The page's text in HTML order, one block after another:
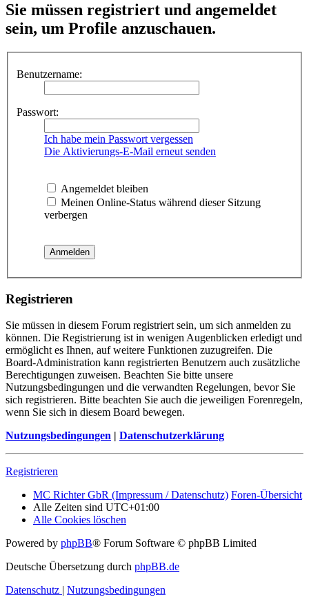
Sie müssen registriert und angemeldet
sein, um Profile anzuschauen.
Benutzername:
Passwort:
Ich habe mein Passwort vergessen
Die Aktivierungs-E-Mail erneut senden
Angemeldet bleiben
Meinen Online-Status während dieser Sitzung
verbergen
Registrieren
Sie müssen in diesem Forum registriert sein, um sich anmelden zu
können. Die Registrierung ist in wenigen Augenblicken erledigt und
ermöglicht es Ihnen, auf weitere Funktionen zuzugreifen. Die
Board-Administration kann registrierten Benutzern auch zusätzliche
Berechtigungen zuweisen. Beachten Sie bitte unsere
Nutzungsbedingungen und die verwandten Regelungen, bevor Sie
sich registrieren. Bitte beachten Sie auch die jeweiligen Forenregeln,
wenn Sie sich in diesem Board bewegen.
Nutzungsbedingungen | Datenschutzerklärung
Registrieren
MC Richter GbR (Impressum / Datenschutz) Foren-Übersicht
Alle Zeiten sind UTC+01:00
Alle Cookies löschen
Powered by phpBB® Forum Software © phpBB Limited
Deutsche Übersetzung durch phpBB.de
Datenschutz | Nutzungsbedingungen